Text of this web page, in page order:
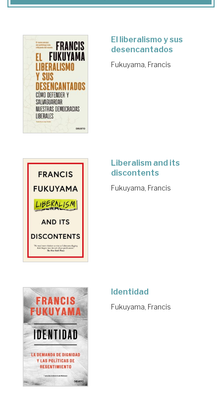
El liberalismo y sus
desencantados
Fukuyama, Francis
Liberalism and its
discontents
Fukuyama, Francis
Identidad
Fukuyama, Francis